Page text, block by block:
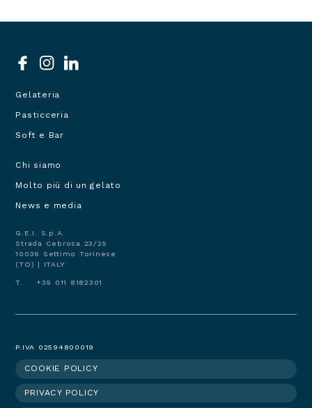
Social
menu
Prodotti
Gelateria
Pasticceria
Soft e Bar
Navigazione
principale
footer
Chi siamo
Molto più di un gelato
News e media
G.E.I. S.p.A.
Strada Cebrosa 23/25
10036 Settimo Torinese
(TO) | ITALY
T. +39 011 8182301
P.IVA 02594800019
Footer
menu
COOKIE POLICY
PRIVACY POLICY